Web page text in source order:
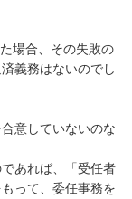
場合、その失敗の
義務はないのでし
意していないのな
あれば、「受任者
って、委任事務を